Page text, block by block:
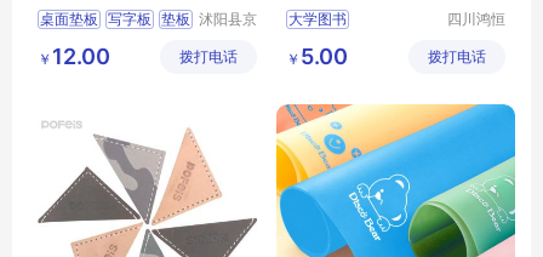
作业试卷儿童
桌面垫板 写字板 垫板 沭阳县京
心
￥ 12.00 拨打电话
大学图书
四川大学图书
大学图书定制
四川鸿恒
传播有限
￥ 5.00 拨打电话